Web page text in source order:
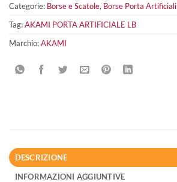
Categorie: Borse e Scatole, Borse Porta Artificiali
Tag:AKAMI PORTA ARTIFICIALE LB
Marchio:AKAMI
DESCRIZIONE
INFORMAZIONI AGGIUNTIVE